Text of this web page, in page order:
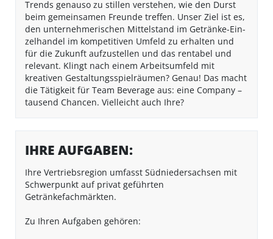
Trends genauso zu stillen verstehen, wie den Durst
beim gemeinsamen Freunde treffen. Unser Ziel ist es,
den un­ter­neh­me­ri­schen Mit­tel­stand im Ge­trän­ke-Ein­
zel­han­del im kompetitiven Umfeld zu er­hal­ten und
für die Zu­kunft auf­zu­stel­len und das rentabel und
relevant. Klingt nach einem Arbeitsumfeld mit
kreativen Gestaltungsspielräumen? Genau! Das macht
die Tätigkeit für Team Beverage aus: eine Company –
tausend Chancen. Vielleicht auch Ihre?
IHRE AUFGABEN:
Ihre Vertriebsregion umfasst Südniedersachsen mit
Schwerpunkt auf privat geführten
Getränkefachmärkten.
Zu Ihren Aufgaben gehören: